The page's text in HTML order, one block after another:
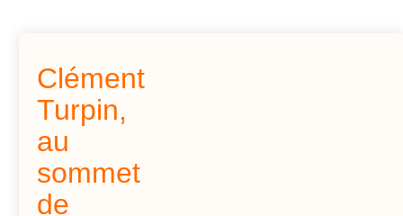
Clément
Turpin,
au
sommet
de